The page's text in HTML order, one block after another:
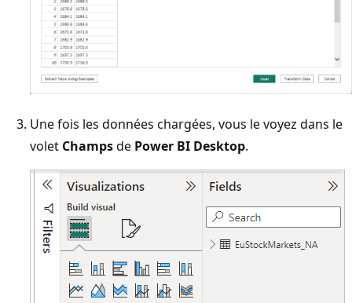
Une fois les données chargées, vous le voyez dans le
volet Champsde Power BI Desktop.